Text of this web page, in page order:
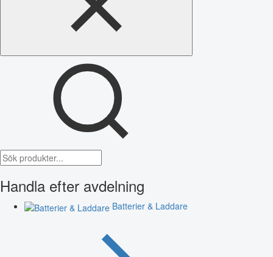
Handla efter avdelning
Batterier & Laddare